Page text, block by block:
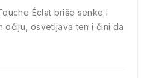
Éclat briše senke i
očiju, osvetljava ten i čini da